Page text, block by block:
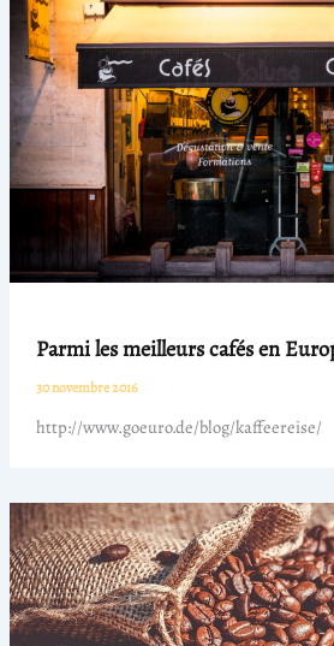
Parmi les meilleurs cafés en
30 novembre 2016
http://www.goeuro.de/blog/kaffeereise/